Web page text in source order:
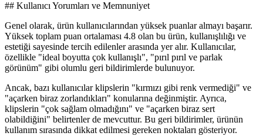
## Kullanıcı Yorumları ve Memnuniyet
Genel olarak, ürün kullanıcılarından yüksek puanlar almayı başarır.
Yüksek toplam puan ortalaması 4.8 olan bu ürün, kullanışlılığı ve
estetiği sayesinde tercih edilenler arasında yer alır. Kullanıcılar,
özellikle "ideal boyutta çok kullanışlı", "pırıl pırıl ve parlak
görünüm" gibi olumlu geri bildirimlerde bulunuyor.
Ancak, bazı kullanıcılar klipslerin "kırmızı gibi renk vermediği" ve
"açarken biraz zorlandıkları" konularına değinmiştir. Ayrıca,
klipslerin "çok sağlam olmadığını" ve "açarken biraz sert
olabildiğini" belirtenler de mevcuttur. Bu geri bildirimler, ürünün
kullanım sırasında dikkat edilmesi gereken noktaları gösteriyor.